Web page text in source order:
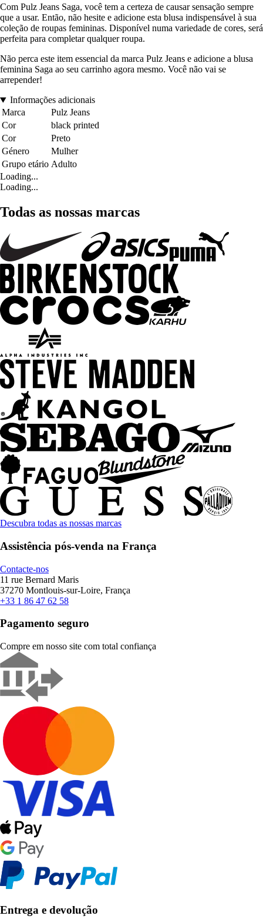
Com Pulz Jeans Saga, você tem a certeza de causar sensação sempre
que a usar. Então, não hesite e adicione esta blusa indispensável à sua
coleção de roupas femininas. Disponível numa variedade de cores, será
perfeita para completar qualquer roupa.
Não perca este item essencial da marca Pulz Jeans e adicione a blusa
feminina Saga ao seu carrinho agora mesmo. Você não vai se
arrepender!
Informações adicionais
Marca
Pulz Jeans
Cor
black printed
Cor
Preto
Género
Mulher
Grupo etário Adulto
Loading...
Loading...
Todas as nossas marcas
Descubra todas as nossas marcas
Assistência pós-venda na França
Contacte-nos
11 rue Bernard Maris
37270 Montlouis-sur-Loire, França
+33 1 86 47 62 58
Pagamento seguro
Compre em nosso site com total confiança
Entrega e devolução